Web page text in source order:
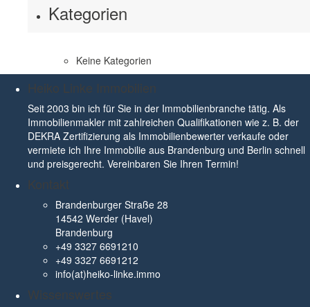
Kategorien
Keine Kategorien
Heiko Linke Immobilien
Seit 2003 bin ich für Sie in der Immobilienbranche tätig. Als
Immobilienmakler mit zahlreichen Qualifikationen wie z. B. der
DEKRA Zertifizierung als Immobilienbewerter verkaufe oder
vermiete ich Ihre Immobilie aus Brandenburg und Berlin schnell
und preisgerecht. Vereinbaren Sie Ihren Termin!
Kontakt
Brandenburger Straße 28
14542 Werder (Havel)
Brandenburg
+49 3327 6691210
+49 3327 6691212
info(at)heiko-linke.immo
Wissenswertes